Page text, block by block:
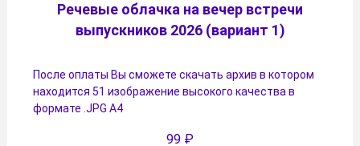
Речевые облачка на вечер встречи
выпускников 2026 (вариант 1)
После оплаты Вы сможете скачать архив в котором
находится 51 изображение высокого качества в
формате .JPG А4
99 ₽